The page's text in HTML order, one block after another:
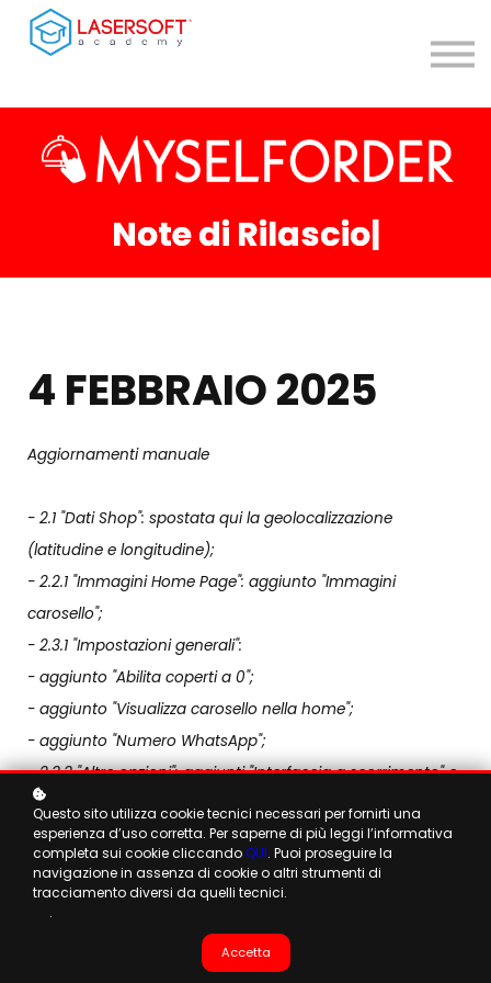
Teleassistenza
Accedi
Registrati
Note di Rilascio|
4 FEBBRAIO 2025
Aggiornamenti manuale
- 2.1 "Dati Shop": spostata qui la geolocalizzazione
(latitudine e longitudine);
- 2.2.1 "Immagini Home Page": aggiunto "Immagini
carosello";
- 2.3.1 "Impostazioni generali":
- aggiunto "Abilita coperti a 0";
- aggiunto "Visualizza carosello nella home";
- aggiunto "Numero WhatsApp";
- 2.3.3 "Altre opzioni": aggiunti "Interfaccia a scorrimento" e
"Visualizzazione prodotti";
- Eliminato paragrafo 2.3.5 "Interfaccia light" e rinumerati i
paragrafi a seguire;
- 2.3.5 "Testi personalizzabili": aggiunto "Errore locale
- 2.6.2 "Asporto/Consegna a domicilio": aggiunto flag per
Questo sito utilizza cookie tecnici necessari per fornirti una
esperienza d’uso corretta. Per saperne di più leggi l’informativa
completa sui cookie cliccandoQUI. Puoi proseguire la
navigazione in assenza di cookie o altri strumenti di
tracciamento diversi da quelli tecnici.
.
Accetta